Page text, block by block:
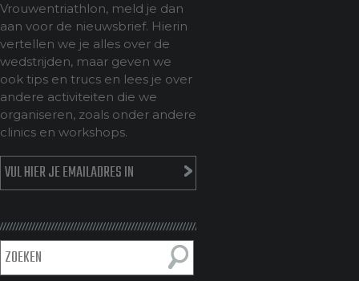
Vrouwentriathlon, meld je dan
aan voor de nieuwsbrief. Hierin
vertellen we je alles over de
wedstrijden, maar geven we
ook tips en trucs en lees je over
andere activiteiten die we
organiseren, zoals onder andere
clinics en workshops.